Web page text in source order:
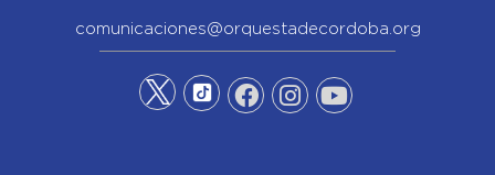
comunicaciones@orquestadecordoba.org